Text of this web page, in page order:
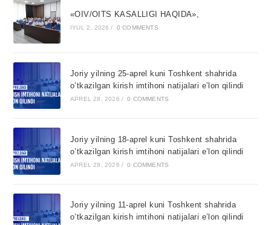
«OIV/OITS KASALLIGI HAQIDA»,
IYUL 2, 2026 / 0 COMMENTS
Joriy yilning 25-aprel kuni Toshkent shahrida
o’tkazilgan kirish imtihoni natijalari e’lon qilindi
APREL 28, 2026 / 0 COMMENTS
Joriy yilning 18-aprel kuni Toshkent shahrida
o’tkazilgan kirish imtihoni natijalari e’lon qilindi
APREL 28, 2026 / 0 COMMENTS
Joriy yilning 11-aprel kuni Toshkent shahrida
o’tkazilgan kirish imtihoni natijalari e’lon qilindi